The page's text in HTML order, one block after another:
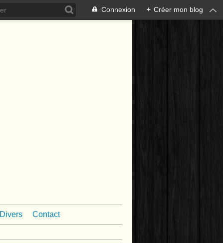
Connexion + Créer mon blog
Divers Contact